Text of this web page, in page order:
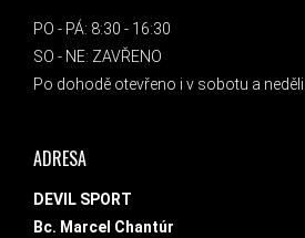
PO - PÁ: 8:30 - 16:30
SO - NE: ZAVŘENO
Po dohodě otevřeno i v sobotu a neděli.
ADRESA
DEVIL SPORT
Bc. Marcel Chantúr